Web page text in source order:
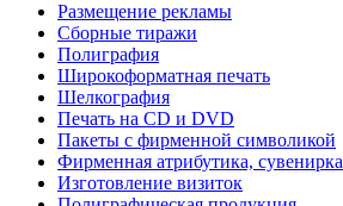
Размещение рекламы
Сборные тиражи
Полиграфия
Широкоформатная печать
Шелкография
Печать на СD и DVD
Пакеты с фирменной символикой
Фирменная атрибутика, сувенирка
Изготовление визиток